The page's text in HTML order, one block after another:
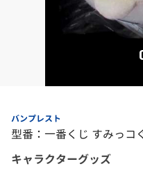
バンプレスト
型番：一番くじ すみっコ
キャラクターグッズ